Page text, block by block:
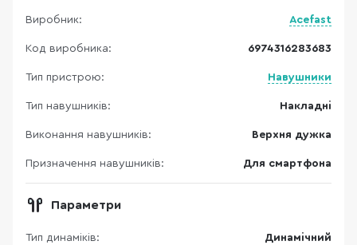
Виробник: Acefast
Код виробника: 6974316283683
Тип пристрою: Навушники
Тип навушників: Накладні
Виконання навушників: Верхня дужка
Призначення навушників: Для смартфона
Параметри
Тип динаміків: Динамічний